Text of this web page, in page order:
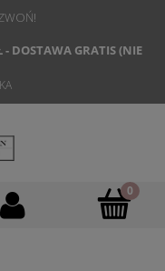
DOSTAWA GRATIS (NIE